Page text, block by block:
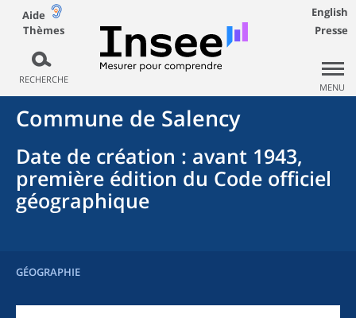
Aide
Thèmes
RECHERCHE
English
Presse
MENU
Commune de Salency
Date de création : avant 1943,
première édition du Code officiel
géographique
GÉOGRAPHIE